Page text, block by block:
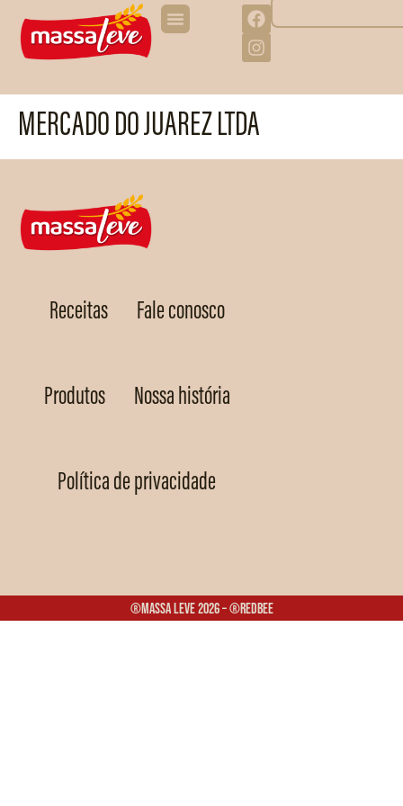
MERCADO DO JUAREZ LTDA
Receitas Fale conosco
Produtos Nossa história
Política de privacidade
®Massa Leve 2026 – ®Redbee